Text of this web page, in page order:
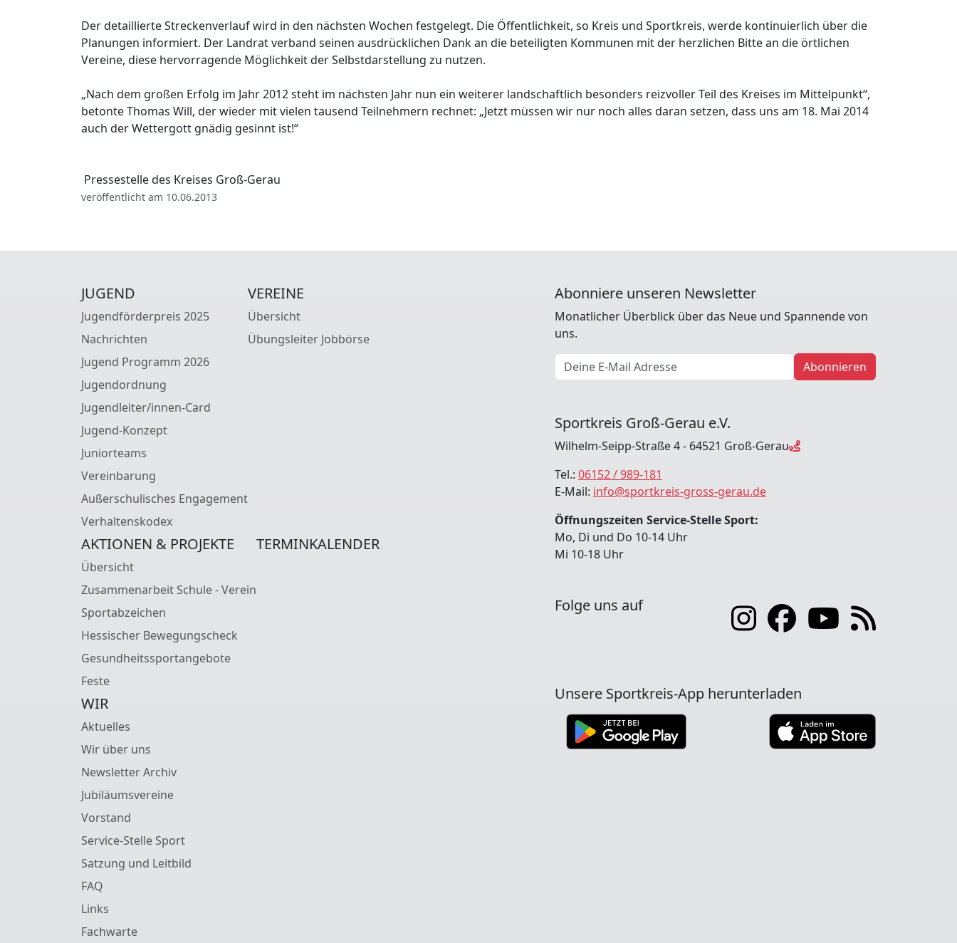
Der detaillierte Streckenverlauf wird in den nächsten Wochen festgelegt. Die Öffentlichkeit, so Kreis und Sportkreis, werde kontinuierlich über die
Planungen informiert. Der Landrat verband seinen ausdrücklichen Dank an die beteiligten Kommunen mit der herzlichen Bitte an die örtlichen
Vereine, diese hervorragende Möglichkeit der Selbstdarstellung zu nutzen.
„Nach dem großen Erfolg im Jahr 2012 steht im nächsten Jahr nun ein weiterer landschaftlich besonders reizvoller Teil des Kreises im Mittelpunkt“,
betonte Thomas Will, der wieder mit vielen tausend Teilnehmern rechnet: „Jetzt müssen wir nur noch alles daran setzen, dass uns am 18. Mai 2014
auch der Wettergott gnädig gesinnt ist!“
Pressestelle des Kreises Groß-Gerau
veröffentlicht am 10.06.2013
JUGEND
Jugendförderpreis 2025
Nachrichten
Jugend Programm 2026
Jugendordnung
Jugendleiter/innen-Card
Jugend-Konzept
Juniorteams
Vereinbarung
Außerschulisches Engagement
Verhaltenskodex
VEREINE
Übersicht
Übungsleiter Jobbörse
AKTIONEN & PROJEKTE
Übersicht
Zusammenarbeit Schule - Verein
Sportabzeichen
Hessischer Bewegungscheck
Gesundheitssportangebote
Feste
TERMINKALENDER
WIR
Aktuelles
Wir über uns
Newsletter Archiv
Jubiläumsvereine
Vorstand
Service-Stelle Sport
Satzung und Leitbild
FAQ
Links
Fachwarte
Abonniere unseren Newsletter
Monatlicher Überblick über das Neue und Spannende von
uns.
E-Mail Adresse
Abonnieren
Sportkreis Groß-Gerau e.V.
Wilhelm-Seipp-Straße 4 - 64521 Groß-Gerau
Tel.: 06152 / 989-181
E-Mail: info@sportkreis-gross-gerau.de
Öffnungszeiten Service-Stelle Sport:
Mo, Di und Do 10-14 Uhr
Mi 10-18 Uhr
Folge uns auf
Unsere Sportkreis-App herunterladen